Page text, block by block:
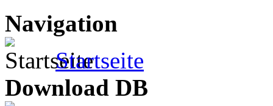
Navigation
Startseite
Download DB